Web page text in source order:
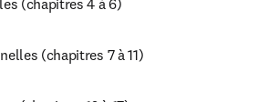
(chapitres 4 à 6)
(chapitres 7 à 11)